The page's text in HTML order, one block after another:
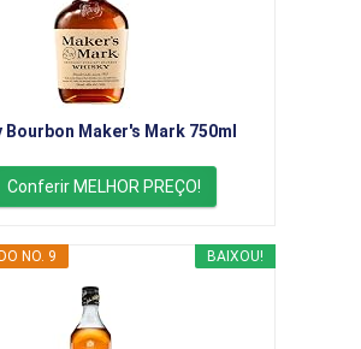
Bourbon Maker's Mark 750ml
Conferir MELHOR PREÇO!
BAIXOU!
NO. 9